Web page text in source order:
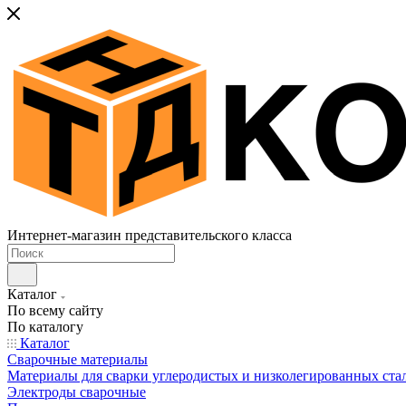
Интернет-магазин представительского класса
Каталог
По всему сайту
По каталогу
Каталог
Сварочные материалы
Материалы для сварки углеродистых и низколегированных
Электроды сварочные